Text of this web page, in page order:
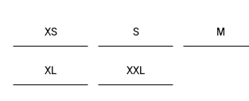
XS S M
XL XXL